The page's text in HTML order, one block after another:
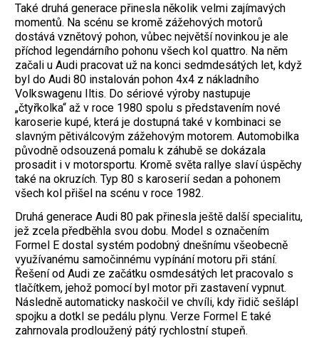
Také druhá generace přinesla několik velmi zajímavých
momentů. Na scénu se kromě zážehových motorů
dostává vznětový pohon, vůbec největší novinkou je ale
příchod legendárního pohonu všech kol quat­tro. Na něm
začali u Audi pracovat už na konci sedmdesátých let, když
byl do Audi 80 instalován pohon 4x4 z nákladního
Volkswagenu Iltis. Do sériové výroby nastupuje
„čtyřkolka“ až v roce 1980 spolu s představením nové
karoserie kupé, která je dostupná také v kombinaci se
slavným pětiválcovým zážehovým motorem. Automobilka
původně odsouzená pomalu k záhubě se dokázala
prosadit i v motorsportu. Kromě světa rallye slaví úspěchy
také na okruzích. Typ 80 s karoserií sedan a pohonem
všech kol přišel na scénu v roce 1982.
Druhá generace Audi 80 pak přinesla ještě další specialitu,
jež zcela předběhla svou dobu. Model s označením
Formel E dostal systém podobný dnešnímu všeobecně
využívanému samočinnému vypínání motoru při stání.
Řešení od Audi ze začátku osmdesátých let pracovalo s
tlačítkem, jehož pomocí byl motor při zastavení vypnut.
Následně automaticky naskočil ve chvíli, kdy řidič sešlápl
spojku a dotkl se pedálu plynu. Verze Formel E také
zahrnovala prodloužený pátý rychlostní stupeň.